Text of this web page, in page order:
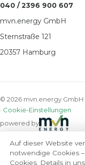
040 / 2396 900 607
mvn.energy GmbH
Sternstraße 121
20357 Hamburg
© 2026 mvn.energy GmbH
· Cookie-Einstellungen
powered by
Auf dieser Website
notwendige Cookies
Cookies. Details in